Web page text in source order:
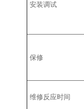
安装调试
保修
维修反应时间